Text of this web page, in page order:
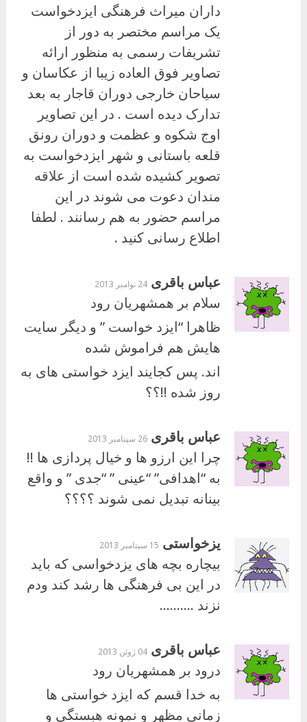
داران میراث فرهنگی ایزدخواست
یک مراسم مختصر به دور از
تشریفات رسمی به منظور ارائه
تصاویر فوق العاده زیبا از عکاسان و
سیاحان خارجی دوران قاجار به بعد
تدارک دیده است . در این تصاویر
اوج شکوه و عظمت و دوران رونق
قلعه باستانی و شهر ایزدخواست به
تصویر کشیده شده است از علاقه
مندان دعوت می شوند در این
مراسم حضور به هم رسانند . لطفا
اطلاع رسانی کنید .
عباس باقری 24 نوامبر 2013
سلام بر همشهریان رود
ظاهرا “ایزد خواست ” و دیگر سایت
هایش هم فراموش شده
اند. پس کجایند ایزد خواستی های به
روز شده !!؟؟
عباس باقری 26 سپتامبر 2013
چرا این ارزو ها و خیال پردازی ها !!
به “اهدافی” “عینی ” “جدی ” و واقع
بینانه تبدیل نمی شوند ؟؟؟؟
یزخواستی 15 سپتامبر 2013
بیچاره بچه های یزدخواسی که باید
در این بی فرهنگی ها رشد کند ودم
نزند ……….
عباس باقری 04 ژوئن 2013
درود بر همشهریان رود
به خدا قسم که ایزد خواستی ها
زمانی مظهر و نمونه هبستگی و